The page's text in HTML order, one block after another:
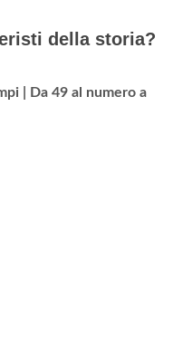
della storia?
| Da 49 al numero a